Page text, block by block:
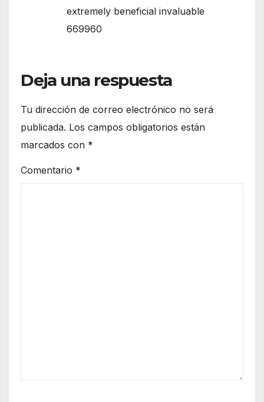
extremely beneficial invaluable
669960
Deja una respuesta
Tu dirección de correo electrónico no será
publicada. Los campos obligatorios están
marcados con *
Comentario *